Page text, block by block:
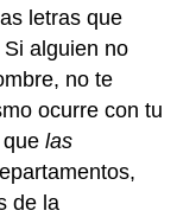
letras que
alguien no
no te
ocurre con tu
quelas
de la